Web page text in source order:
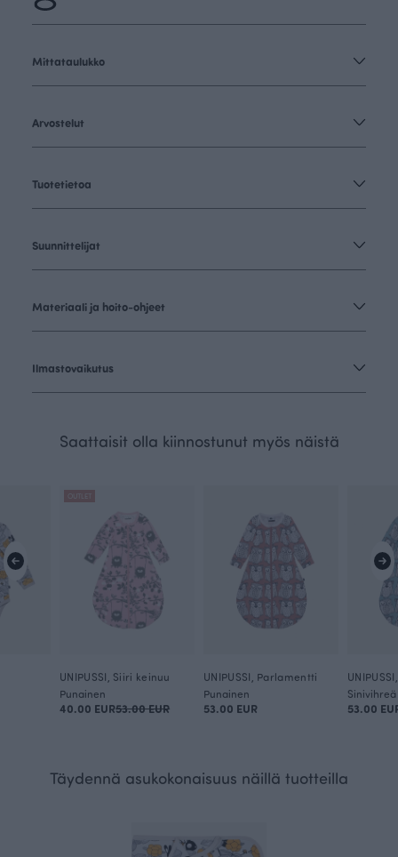
Mittataulukko
Arvostelut
Tuotetietoa
Suunnittelijat
Materiaali ja hoito-ohjeet
Ilmastovaikutus
Saattaisit olla kiinnostunut myös näistä
OUTLET
UNIPUSSI, Siiri keinuu
Punainen
40.00 EUR53.00 EUR
UNIPUSSI, Parlamentti
Punainen
53.00 EUR
Sinivihreä
53.00
Täydennä asukokonaisuus näillä tuotteilla